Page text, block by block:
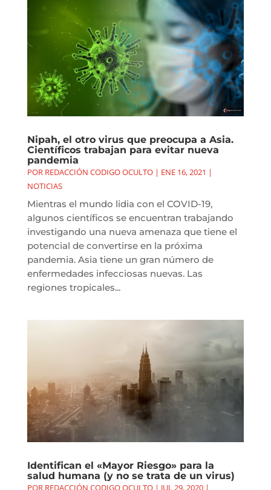
Nipah, el otro virus que preocupa a Asia.
Científicos trabajan para evitar nueva
pandemia
POR REDACCIÓN CODIGO OCULTO| ENE 16, 2021 |
NOTICIAS
Mientras el mundo lidia con el COVID-19,
algunos científicos se encuentran trabajando
investigando una nueva amenaza que tiene el
potencial de convertirse en la próxima
pandemia. Asia tiene un gran número de
enfermedades infecciosas nuevas. Las
regiones tropicales...
Identifican el «Mayor Riesgo» para la
salud humana (y no se trata de un virus)
POR REDACCIÓN CODIGO OCULTO| JUL 29, 2020|